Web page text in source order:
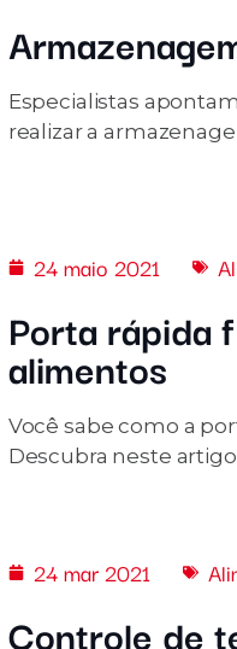
Especialistas
realizar a
24 maio 2021
Porta rápida
alimentos
Você sabe como a
Descubra neste
24 mar 2021
Controle de